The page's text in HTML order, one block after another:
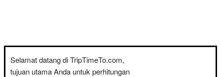
Selamat datang di TripTimeTo.com,
tujuan utama Anda untuk perhitungan